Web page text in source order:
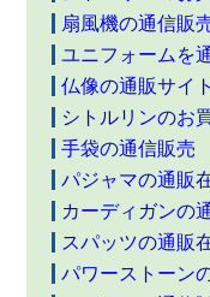
扇風機の通信販
ユニフォームを
仏像の通販サイト
シトルリンのお
手袋の通信販売
パジャマの通販
カーディガンの
スパッツの通販
パワーストーン